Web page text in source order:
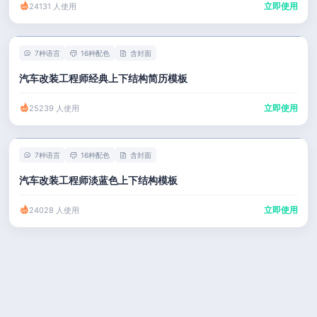
24131 人使用 立即使用
7种语言 16种配色 含封面
汽车改装工程师经典上下结构简历模板
25239 人使用 立即使用
7种语言 16种配色 含封面
汽车改装工程师淡蓝色上下结构模板
24028 人使用 立即使用